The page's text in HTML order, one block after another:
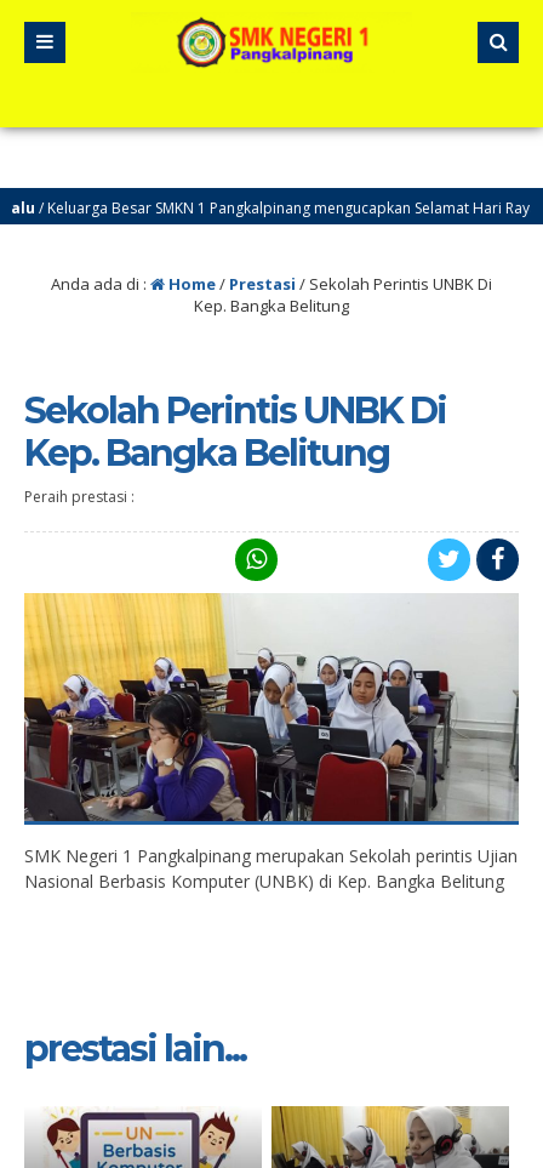
/ Keluarga Besar SMKN 1 Pangkalpinang mengucapkan Selamat Hari Raya
Anda ada di : Home/ Prestasi / Sekolah Perintis UNBK Di
Kep. Bangka Belitung
Sekolah Perintis UNBK Di
Kep. Bangka Belitung
Peraih prestasi :
SMK Negeri 1 Pangkalpinang merupakan Sekolah perintis Ujian
Nasional Berbasis Komputer (UNBK) di Kep. Bangka Belitung
prestasi lain...